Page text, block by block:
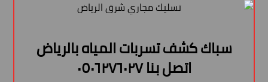
سباك كشف تسربات المياه بالرياض
اتصل بنا ٠٥٠٦٢٧٦٠٢٧